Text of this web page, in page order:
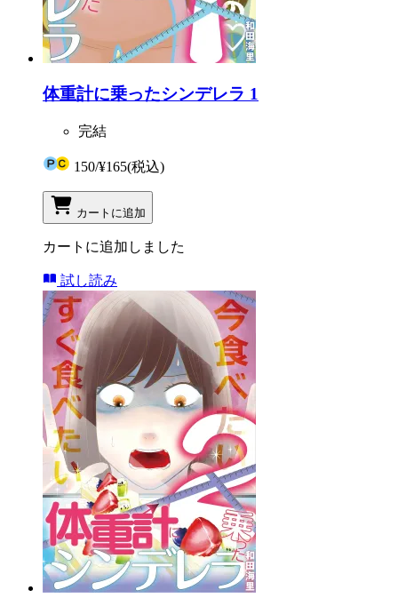
体重計に乗ったシンデレラ 1
完結
150/¥165(税込)
カートに追加
カートに追加しました
試し読み